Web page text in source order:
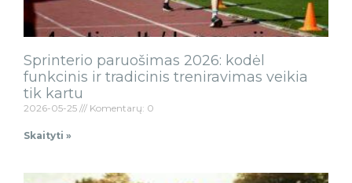
Sprinterio paruošimas 2026: kodėl
funkcinis ir tradicinis treniravimas veikia
tik kartu
2026-05-25 Komentarų: 0
Skaityti »